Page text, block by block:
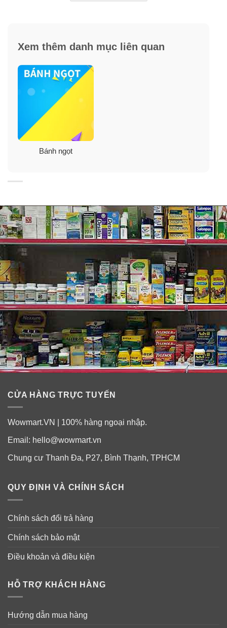
Ưu điểm:
Mỗi hộp chứa 2.1 kg bánh Bánh Cookies ngon tuyệt
Đây là một món quà tuyệt vời cho những người thân
thương trong cuộc sống của bạn.
– 3 khay x 12 bánh Home-baked Fingers.
– 3 khay x 9 bánh Home-baked Demerara Crunch.
– 3 khay x 8 bánh Home-baked Triangles.
– Tất cả các khay đều được bọc cello wrapped riêng
Thương hiệu Kirkland Signature Mỹ (thuộc Costco).
Xem thêm danh mục liên quan
Bánh ngọt
CỬA HÀNG TRỰC TUYẾN
Wowmart.VN | 100% hàng ngoại nhập.
Email: hello@wowmart.vn
Chung cư Thanh Đa, P27, Bình Thạnh, TPHCM
QUY ĐỊNH VÀ CHÍNH SÁCH
Chính sách đổi trả hàng
Chính sách bảo mật
Điều khoản và điều kiện
HỖ TRỢ KHÁCH HÀNG
Hướng dẫn mua hàng